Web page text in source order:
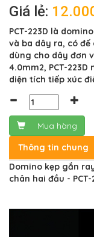
Giá lẻ:
PCT-223D là
và ba dây ra, có
dùng cho dây đơn
4.0mm2, PCT-
diện tích tiếp xúc
Mua hàng
Thông tin chung
Domino kẹp gắn
chân hai đầu - PCT-